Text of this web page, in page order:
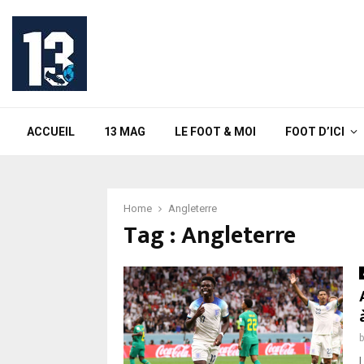
ACCUEIL 13 MAG LE FOOT & MOI FOOT D’ICI
Home Angleterre
Tag : Angleterre